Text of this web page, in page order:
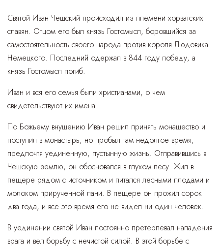
Святой Иван Чешский происходил из племени хорватских
славян. Отцом его был князь Гостомысл, боровшийся за
самостоятельность своего народа против короля Людовика
Немецкого. Последний одержал в 844 году победу, а
князь Гостомысл погиб.
Иван и вся его семья были христианами, о чем
свидетельствуют их имена.
По Божьему внушению Иван решил принять монашество и
поступил в монастырь, но пробыл там недолгое время,
предпочтя уединенную, пустынную жизнь. Отправившись в
Чешскую землю, он обосновался в глухом лесу. Жил в
пещере рядом с источником и питался лесными плодами и
молоком прирученной лани. В пещере он прожил сорок
два года, и все это время его не видел ни один человек.
В уединении святой Иван постоянно претерпевал нападения
врага и вел борьбу с нечистой силой. В этой борьбе с